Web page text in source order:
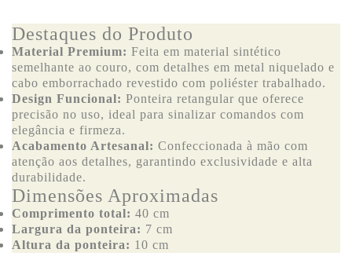
Destaques do Produto
Material Premium: Feita em material sintético
semelhante ao couro, com detalhes em metal niquelado e
cabo emborrachado revestido com poliéster trabalhado.
Design Funcional: Ponteira retangular que oferece
precisão no uso, ideal para sinalizar comandos com
elegância e firmeza.
Acabamento Artesanal: Confeccionada à mão com
atenção aos detalhes, garantindo exclusividade e alta
durabilidade.
Dimensões Aproximadas
Comprimento total: 40 cm
Largura da ponteira: 7 cm
Altura da ponteira: 10 cm